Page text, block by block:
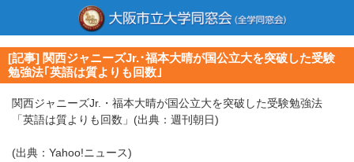
[記事] 関西ジャニーズJr.･福本大晴が国公立大を突破した受験
勉強法｢英語は質よりも回数｣
関西ジャニーズJr.・福本大晴が国公立大を突破した受験勉強法
「英語は質よりも回数」(出典：週刊朝日)
(出典：Yahoo!ニュース)